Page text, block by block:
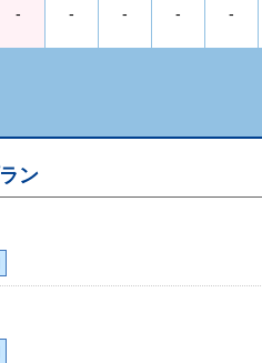
-
-
-
-
-
ン